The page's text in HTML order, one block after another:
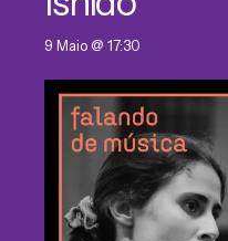
9 Maio @ 17:30